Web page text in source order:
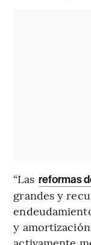
“Las reformas
grandes y
y